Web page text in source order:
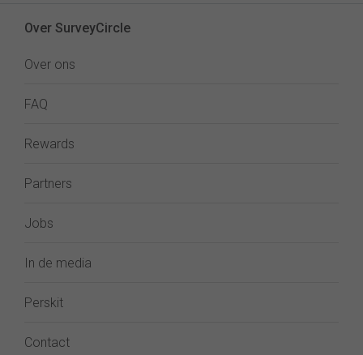
Over SurveyCircle
Over ons
FAQ
Rewards
Partners
Jobs
In de media
Perskit
Contact